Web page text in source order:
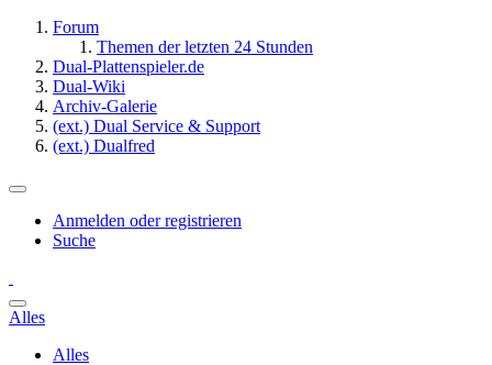
Forum
Themen der letzten 24 Stunden
Dual-Plattenspieler.de
Dual-Wiki
Archiv-Galerie
(ext.) Dual Service & Support
(ext.) Dualfred
Anmelden oder registrieren
Suche
Alles
Alles